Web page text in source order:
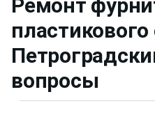
Ремонт
пластикового
вопросы